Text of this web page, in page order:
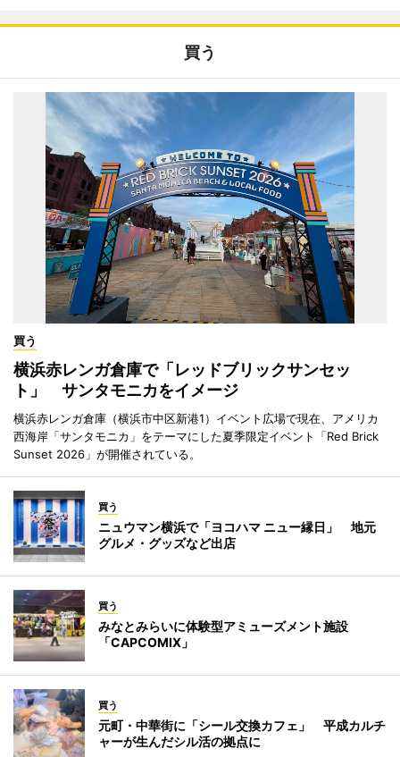
買う
買う
横浜赤レンガ倉庫で「レッドブリックサンセッ
ト」 サンタモニカをイメージ
横浜赤レンガ倉庫（横浜市中区新港1）イベント広場で現在、アメリカ
西海岸「サンタモニカ」をテーマにした夏季限定イベント「Red Brick
Sunset 2026」が開催されている。
買う
ニュウマン横浜で「ヨコハマ ニュー縁日」 地元
グルメ・グッズなど出店
買う
みなとみらいに体験型アミューズメント施設
「CAPCOMIX」
買う
元町・中華街に「シール交換カフェ」 平成カルチ
ャーが生んだシル活の拠点に